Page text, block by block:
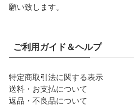
願い致します。
ご利用ガイド＆ヘルプ
特定商取引法に関する表示
送料・お支払について
返品・不良品について